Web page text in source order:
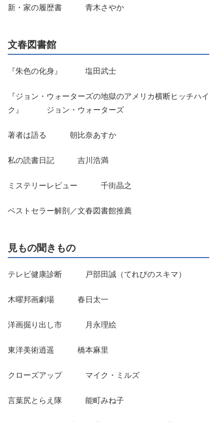
新・家の履歴書 青木さやか
文春図書館
『朱色の化身』 塩田武士
『ジョン・ウォーターズの地獄のアメリカ横断ヒッチハイ
ク』 ジョン・ウォーターズ
著者は語る 朝比奈あすか
私の読書日記 吉川浩満
ミステリーレビュー 千街晶之
ベストセラー解剖／文春図書館推薦
見もの聞きもの
テレビ健康診断 戸部田誠（てれびのスキマ）
木曜邦画劇場 春日太一
洋画掘り出し市 月永理絵
東洋美術逍遥 橋本麻里
クローズアップ マイク・ミルズ
言葉尻とらえ隊 能町みね子